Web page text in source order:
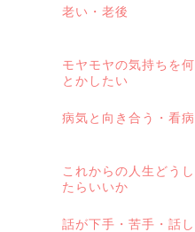
老い・老後
モヤモヤの気持ちを何
とかしたい
病気と向き合う・看病
これからの人生どうし
たらいいか
話が下手・苦手・話し